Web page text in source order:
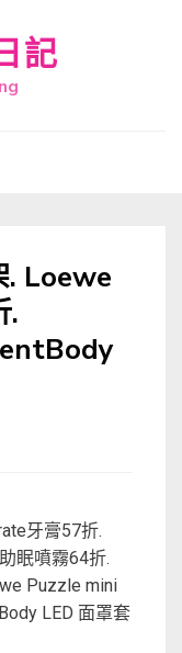
記
. Loewe
.
牙膏57折.
眠噴霧64折.
Puzzle mini
LED 面罩套